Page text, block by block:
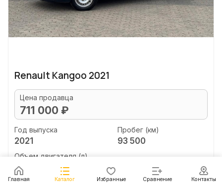
Renault Kangoo 2021
Цена продавца
711 000 ₽
Год выпуска
2021
Пробег (км)
93 500
Объем двигателя (л)
1.5
Главная Каталог Избранные Сравнение Контакты